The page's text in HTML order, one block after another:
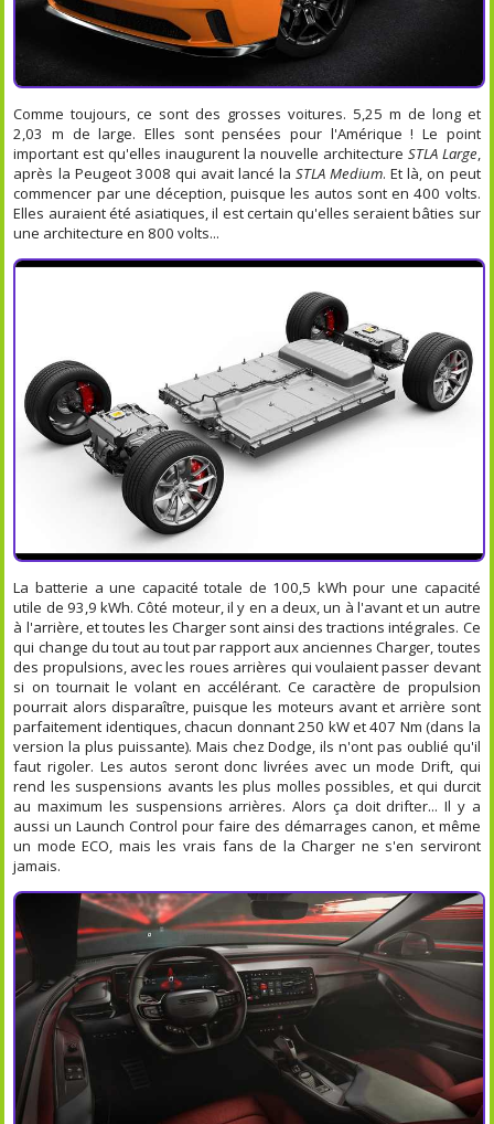
Comme toujours, ce sont des grosses voitures. 5,25 m de long et
2,03 m de large. Elles sont pensées pour l'Amérique ! Le point
important est qu'elles inaugurent la nouvelle architecture STLA Large,
après la Peugeot 3008 qui avait lancé laSTLA Medium. Et là, on peut
commencer par une déception, puisque les autos sont en 400 volts.
Elles auraient été asiatiques, il est certain qu'elles seraient bâties sur
une architecture en 800 volts...
La batterie a une capacité totale de 100,5 kWh pour une capacité
utile de 93,9 kWh. Côté moteur, il y en a deux, un à l'avant et un autre
à l'arrière, et toutes les Charger sont ainsi des tractions intégrales. Ce
qui change du tout au tout par rapport aux anciennes Charger, toutes
des propulsions, avec les roues arrières qui voulaient passer devant
si on tournait le volant en accélérant. Ce caractère de propulsion
pourrait alors disparaître, puisque les moteurs avant et arrière sont
parfaitement identiques, chacun donnant 250 kW et 407 Nm (dans la
version la plus puissante). Mais chez Dodge, ils n'ont pas oublié qu'il
faut rigoler. Les autos seront donc livrées avec un mode Drift, qui
rend les suspensions avants les plus molles possibles, et qui durcit
au maximum les suspensions arrières. Alors ça doit drifter... Il y a
aussi un Launch Control pour faire des démarrages canon, et même
un mode ECO, mais les vrais fans de la Charger ne s'en serviront
jamais.